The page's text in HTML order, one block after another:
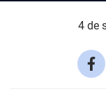
4 de